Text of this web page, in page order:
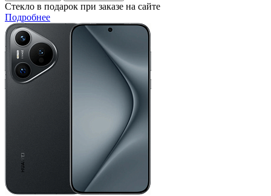
Стекло в подарок при заказе на сайте
Подробнее